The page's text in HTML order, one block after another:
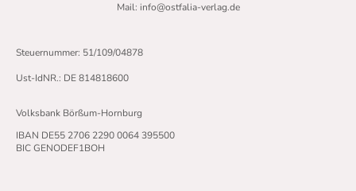
Mail: info@ostfalia-verlag.de
Steuernummer: 51/109/04878
Ust-IdNR.: DE 814818600
Volksbank Börßum-Hornburg
IBAN DE55 2706 2290 0064 395500
BIC GENODEF1BOH